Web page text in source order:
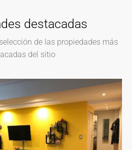
destacadas
de las propiedades más
del sitio